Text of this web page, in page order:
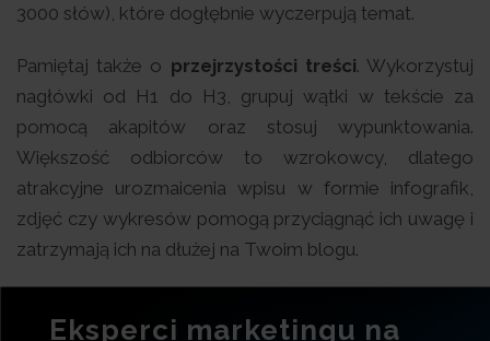
3000 słów), które dogłębnie wyczerpują temat.
Pamiętaj także o przejrzystości treści. Wykorzystuj
nagłówki od H1 do H3, grupuj wątki w tekście za
pomocą akapitów oraz stosuj wypunktowania.
Większość odbiorców to wzrokowcy, dlatego
atrakcyjne urozmaicenia wpisu w formie infografik,
zdjęć czy wykresów pomogą przyciągnąć ich uwagę i
zatrzymają ich na dłużej na Twoim blogu.
Eksperci marketingu na